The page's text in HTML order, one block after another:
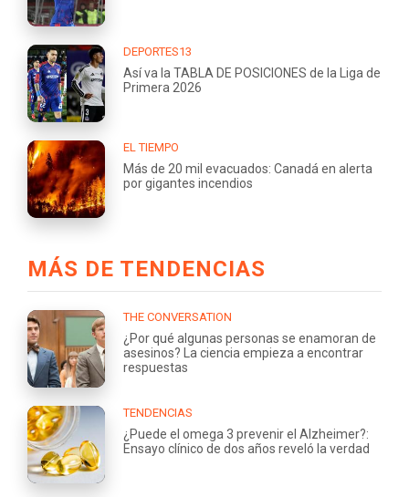
DEPORTES13
Así va la TABLA DE POSICIONES de la Liga de
Primera 2026
EL TIEMPO
Más de 20 mil evacuados: Canadá en alerta
por gigantes incendios
MÁS DE TENDENCIAS
THE CONVERSATION
¿Por qué algunas personas se enamoran de
asesinos? La ciencia empieza a encontrar
respuestas
TENDENCIAS
¿Puede el omega 3 prevenir el Alzheimer?:
Ensayo clínico de dos años reveló la verdad